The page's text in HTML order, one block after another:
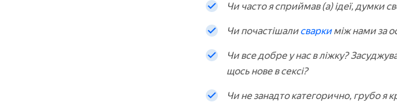
Чи часто я сприймав (а) ідеї, думки
Чи почастішалисваркиміж нами за
Чи все добре у нас в ліжку?
щось нове в сексі?
Чи не занадто категорично, грубо я